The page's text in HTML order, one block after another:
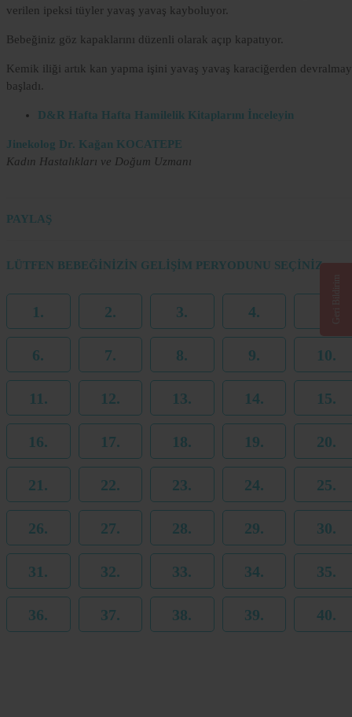
verilen ipeksi tüyler yavaş yavaş kayboluyor.
Bebeğiniz göz kapaklarını düzenli olarak açıp kapatıyor.
Kemik iliği artık kan yapma işini yavaş yavaş karaciğerden
başladı.
D&R Hafta Hafta Hamilelik Kitaplarını İnceleyin
Jinekolog Dr. Kağan KOCATEPE
Kadın Hastalıkları ve Doğum Uzmanı
PAYLAŞ
LÜTFEN BEBEĞİNİZİN GELİŞİM PERYODUNU SEÇİNİZ
1. 2. 3. 4.
6. 7. 8. 9. 10.
11. 12. 13. 14. 15.
16. 17. 18. 19. 20.
21. 22. 23. 24. 25.
26. 27. 28. 29. 30.
31. 32. 33. 34. 35.
36. 37. 38. 39. 40.